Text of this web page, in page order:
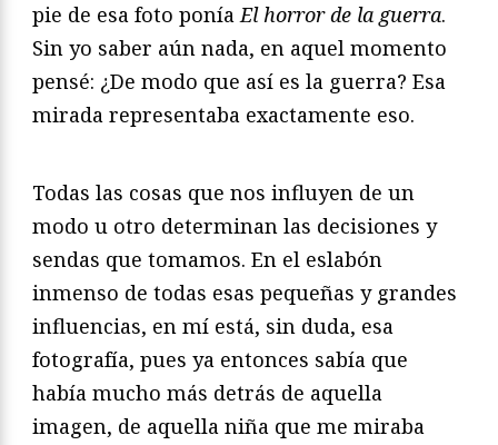
pie de esa foto poníaEl horror de la guerra.
Sin yo saber aún nada, en aquel momento
pensé: ¿De modo que así es la guerra? Esa
mirada representaba exactamente eso.
Todas las cosas que nos influyen de un
modo u otro determinan las decisiones y
sendas que tomamos. En el eslabón
inmenso de todas esas pequeñas y grandes
influencias, en mí está, sin duda, esa
fotografía, pues ya entonces sabía que
había mucho más detrás de aquella
imagen, de aquella niña que me miraba